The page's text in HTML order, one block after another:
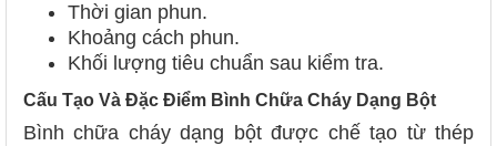
Thời gian phun.
Khoảng cách phun.
Khối lượng tiêu chuẩn sau kiểm tra.
Cấu Tạo Và Đặc Điểm Bình Chữa Cháy Dạng Bột
Bình chữa cháy dạng bột được chế tạo từ thép